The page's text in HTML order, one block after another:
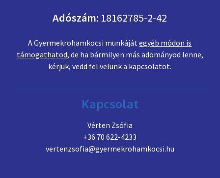
Adószám: 18162785-2-42
A Gyermekrohamkocsi munkájátegyéb módon is
támogathatod, de ha bármilyen más adományod lenne,
kérjük, vedd fel velünk a kapcsolatot.
Kapcsolat
Vérten Zsófia
+36 70 622-4233
vertenzsofia@gyermekrohamkocsi.hu